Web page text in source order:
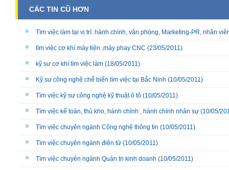
CÁC TIN CŨ HƠN
Tìm việc làm tại vị trí: hành chính, văn phòng, Marketing-PR, nhân
tìm việc cơ khí máy tiện ,máy phay CNC (23/05/2011)
kỹ sư cơ khí tìm việc làm (18/05/2011)
Kỹ sư công nghệ chế biến tìm việc tại Bắc Ninh (10/05/2011)
Tìm việc kỹ sư công nghệ kỹ thuật ô tô (10/05/2011)
Tìm việc kế toán, thủ kho, hành chính , hành chính nhân sự (10/05/
Tìm việc chuyên ngành Công nghệ thông tin (10/05/2011)
Tìm việc chuyên ngành điện tử (10/05/2011)
Tìm việc chuyên ngành Quản tri kinh doanh (10/05/2011)